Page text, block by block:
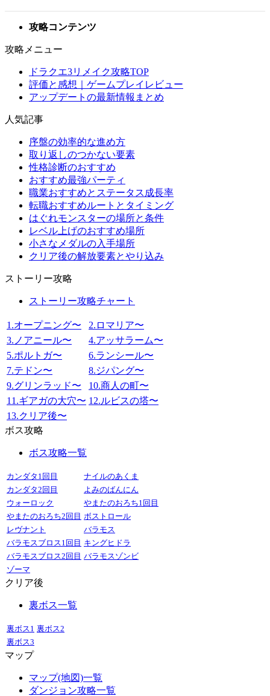
攻略コンテンツ
攻略メニュー
ドラクエ3リメイク攻略TOP
評価と感想｜ゲームプレイレビュー
アップデートの最新情報まとめ
人気記事
序盤の効率的な進め方
取り返しのつかない要素
性格診断のおすすめ
おすすめ最強パーティ
職業おすすめとステータス成長率
転職おすすめルートとタイミング
はぐれモンスターの場所と条件
レベル上げのおすすめ場所
小さなメダルの入手場所
クリア後の解放要素とやり込み
ストーリー攻略
ストーリー攻略チャート
1.オープニング〜
2.ロマリア〜
3.ノアニール〜
4.アッサラーム〜
5.ポルトガ〜
6.ランシール〜
7.テドン〜
8.ジパング〜
9.グリンラッド〜
10.商人の町〜
11.ギアガの大穴〜 12.ルビスの塔〜
13.クリア後〜
ボス攻略
ボス攻略一覧
カンダタ1回目
ナイルのあくま
カンダタ2回目
よみのばんにん
ウォーロック
やまたのおろち1回目
やまたのおろち2回目 ボストロール
レヴナント
バラモス
バラモスブロス1回目 キングヒドラ
バラモスブロス2回目 バラモスゾンビ
ゾーマ
クリア後
裏ボス一覧
裏ボス1 裏ボス2
裏ボス3
マップ
マップ(地図)一覧
ダンジョン攻略一覧